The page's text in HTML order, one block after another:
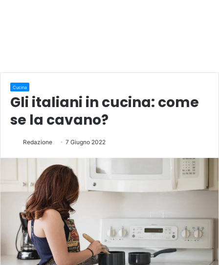
Cucina
Gli italiani in cucina: come
se la cavano?
Redazione 7 Giugno 2022